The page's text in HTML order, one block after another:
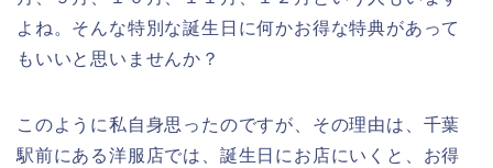
よね。そんな特別な誕生日に何かお得な特典があって
もいいと思いませんか？
このように私自身思ったのですが、その理由は、千葉
駅前にある洋服店では、誕生日にお店にいくと、お得